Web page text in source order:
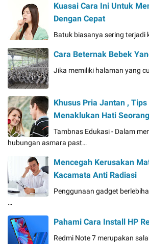
Kuasai Cara Ini Untuk
Dengan Cepat
Batuk biasanya sering terjadi
Cara Beternak Bebek
Jika memiliki halaman yang
Khusus Pria Jantan ,
Menaklukan Hati
Tambnas Edukasi - Dalam
hubungan asmara past…
Mencegah Kerusakan
Kacamata Anti Radiasi
Penggunaan gadget
…
Pahami Cara Install HP
Redmi Note 7 merupakan